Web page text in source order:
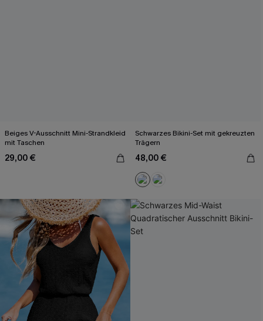
Beiges V-Ausschnitt Mini-Strandkleid
mit Taschen
29,00 €
Schwarzes Bikini-Set mit gekreuzten
Trägern
48,00 €